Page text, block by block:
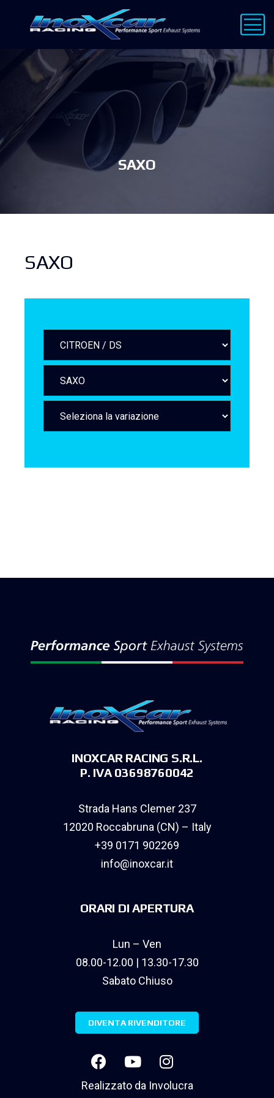
SAXO
SAXO
INOXCAR RACING S.R.L.
P. IVA 03698760042
Strada Hans Clemer 237
12020 Roccabruna (CN) – Italy
+39 0171 902269
info@inoxcar.it
ORARI DI APERTURA
Lun – Ven
08.00-12.00 | 13.30-17.30
Sabato Chiuso
DIVENTA RIVENDITORE
Realizzato da Involucra